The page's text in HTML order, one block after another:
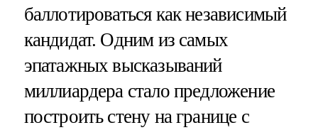
баллотироваться как независимый
кандидат. Одним из самых
эпатажных высказываний
миллиардера стало предложение
построить стену на границе с